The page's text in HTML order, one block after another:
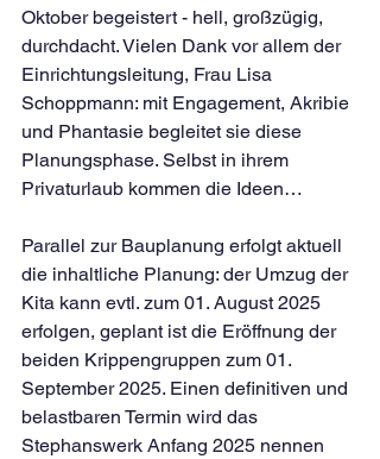
Oktober begeistert - hell, großzügig,
durchdacht. Vielen Dank vor allem der
Einrichtungsleitung, Frau Lisa
Schoppmann: mit Engagement, Akribie
und Phantasie begleitet sie diese
Planungsphase. Selbst in ihrem
Privaturlaub kommen die Ideen…
Parallel zur Bauplanung erfolgt aktuell
die inhaltliche Planung: der Umzug der
Kita kann evtl. zum 01. August 2025
erfolgen, geplant ist die Eröffnung der
beiden Krippengruppen zum 01.
September 2025. Einen definitiven und
belastbaren Termin wird das
Stephanswerk Anfang 2025 nennen